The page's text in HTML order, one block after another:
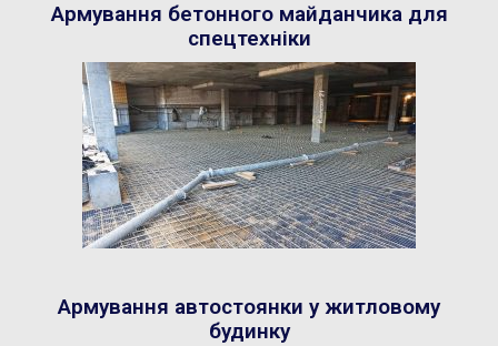
Армування бетонного майданчика для
спецтехніки
Армування автостоянки у житловому
будинку